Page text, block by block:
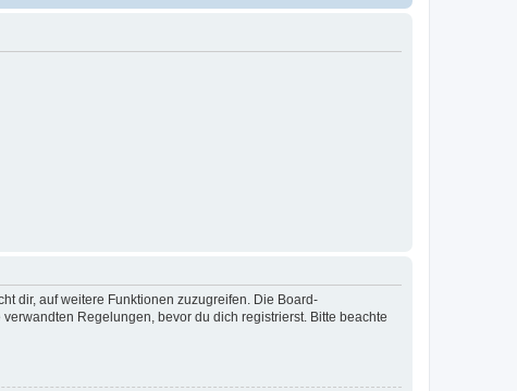
dir, auf weitere Funktionen zuzugreifen. Die Board-
Regelungen, bevor du dich registrierst. Bitte beachte